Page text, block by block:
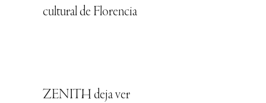
cultural de Florencia
ZENITH deja ver